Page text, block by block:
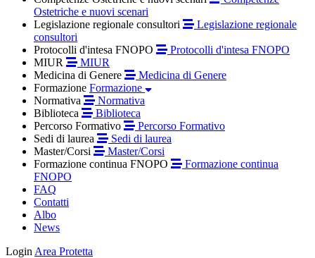
Ostetriche e nuovi scenari
Legislazione regionale consultori
Legislazione regionale
consultori
Protocolli d'intesa FNOPO
Protocolli d'intesa FNOPO
MIUR
MIUR
Medicina di Genere
Medicina di Genere
Formazione Formazione
Normativa
Normativa
Biblioteca
Biblioteca
Percorso Formativo
Percorso Formativo
Sedi di laurea
Sedi di laurea
Master/Corsi
Master/Corsi
Formazione continua FNOPO
Formazione continua
FNOPO
FAQ
Contatti
Albo
News
Login Area Protetta